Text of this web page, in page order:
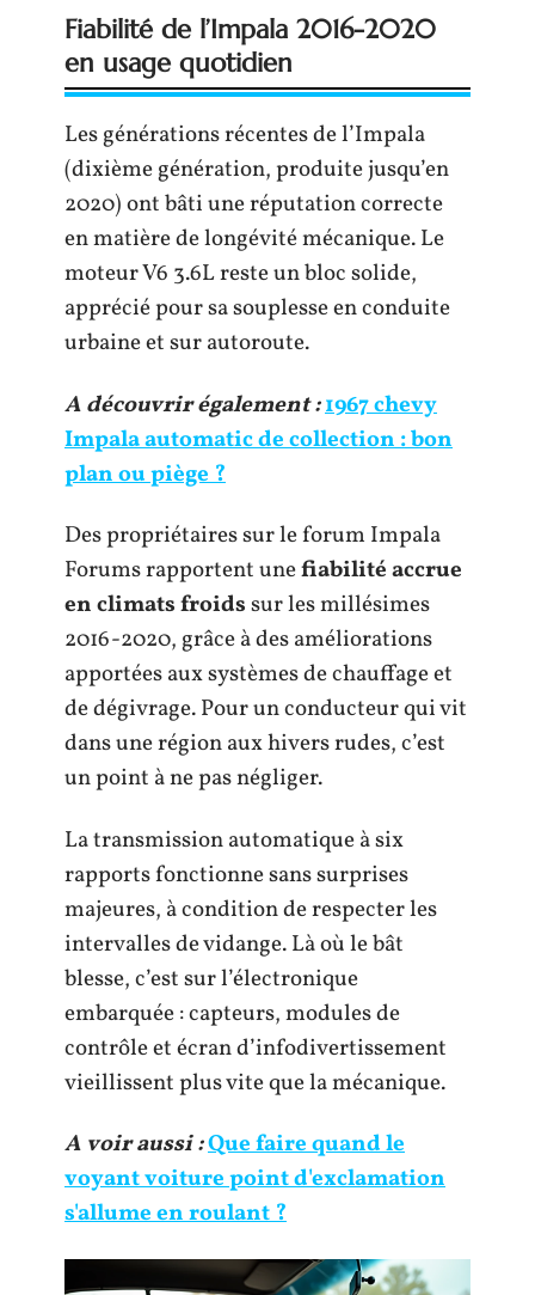
Fiabilité de l’Impala 2016-2020
en usage quotidien
Les générations récentes de l’Impala
(dixième génération, produite jusqu’en
2020) ont bâti une réputation correcte
en matière de longévité mécanique. Le
moteur V6 3.6L reste un bloc solide,
apprécié pour sa souplesse en conduite
urbaine et sur autoroute.
A découvrir également :1967 chevy
Impala automatic de collection : bon
plan ou piège ?
Des propriétaires sur le forum Impala
Forums rapportent unefiabilité accrue
en climats froidssur les millésimes
2016-2020, grâce à des améliorations
apportées aux systèmes de chauffage et
de dégivrage. Pour un conducteur qui vit
dans une région aux hivers rudes, c’est
un point à ne pas négliger.
La transmission automatique à six
rapports fonctionne sans surprises
majeures, à condition de respecter les
intervalles de vidange. Là où le bât
blesse, c’est sur l’électronique
embarquée : capteurs, modules de
contrôle et écran d’infodivertissement
vieillissent plus vite que la mécanique.
A voir aussi :Que faire quand le
voyant voiture point d'exclamation
s'allume en roulant ?